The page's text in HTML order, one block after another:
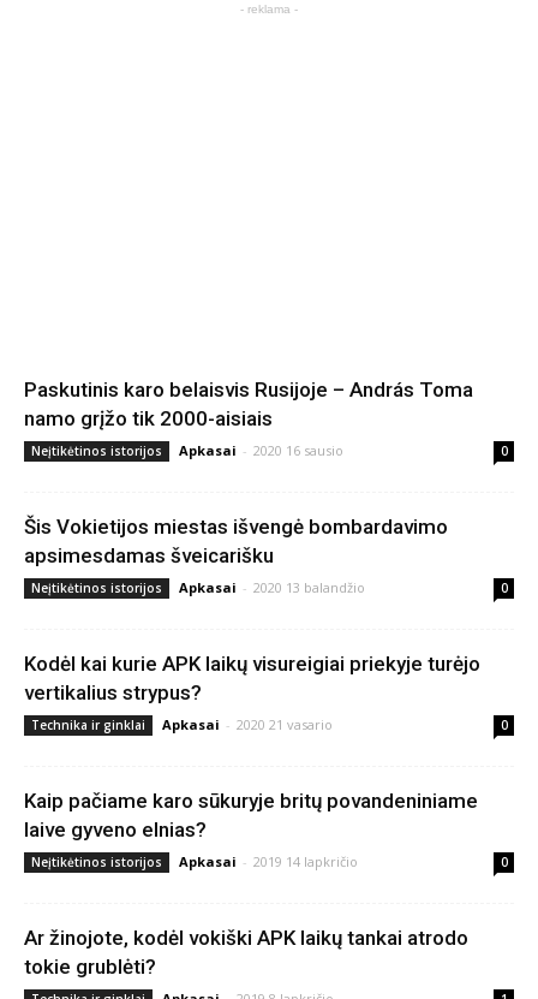
- reklama -
Paskutinis karo belaisvis Rusijoje – András Toma
namo grįžo tik 2000-aisiais
Neįtikėtinos istorijos Apkasai - 2020 16 sausio 0
Šis Vokietijos miestas išvengė bombardavimo
apsimesdamas šveicarišku
Neįtikėtinos istorijos Apkasai - 2020 13 balandžio 0
Kodėl kai kurie APK laikų visureigiai priekyje turėjo
vertikalius strypus?
Technika ir ginklai Apkasai - 2020 21 vasario 0
Kaip pačiame karo sūkuryje britų povandeniniame
laive gyveno elnias?
Neįtikėtinos istorijos Apkasai - 2019 14 lapkričio 0
Ar žinojote, kodėl vokiški APK laikų tankai atrodo
tokie grublėti?